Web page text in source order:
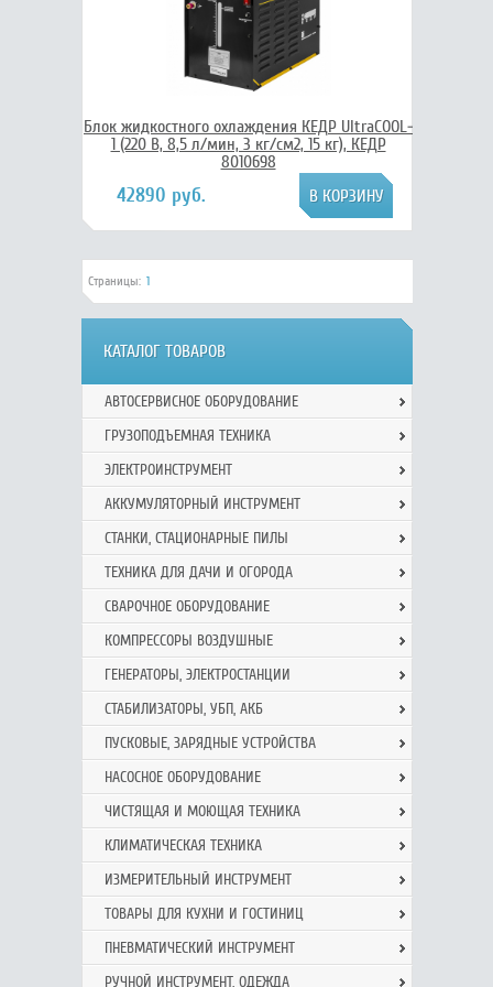
Блок жидкостного охлаждения КЕДР UltraCOOL-
1 (220 В, 8,5 л/мин, 3 кг/см2, 15 кг), КЕДР
8010698
42890 руб.
Страницы: 1
КАТАЛОГ ТОВАРОВ
АВТОСЕРВИСНОЕ ОБОРУДОВАНИЕ
ГРУЗОПОДЪЕМНАЯ ТЕХНИКА
ЭЛЕКТРОИНСТРУМЕНТ
АККУМУЛЯТОРНЫЙ ИНСТРУМЕНТ
СТАНКИ, СТАЦИОНАРНЫЕ ПИЛЫ
ТЕХНИКА ДЛЯ ДАЧИ И ОГОРОДА
СВАРОЧНОЕ ОБОРУДОВАНИЕ
КОМПРЕССОРЫ ВОЗДУШНЫЕ
ГЕНЕРАТОРЫ, ЭЛЕКТРОСТАНЦИИ
СТАБИЛИЗАТОРЫ, УБП, АКБ
ПУСКОВЫЕ, ЗАРЯДНЫЕ УСТРОЙСТВА
НАСОСНОЕ ОБОРУДОВАНИЕ
ЧИСТЯЩАЯ И МОЮЩАЯ ТЕХНИКА
КЛИМАТИЧЕСКАЯ ТЕХНИКА
ИЗМЕРИТЕЛЬНЫЙ ИНСТРУМЕНТ
ТОВАРЫ ДЛЯ КУХНИ И ГОСТИНИЦ
ПНЕВМАТИЧЕСКИЙ ИНСТРУМЕНТ
РУЧНОЙ ИНCТРУМЕНТ, ОДЕЖДА